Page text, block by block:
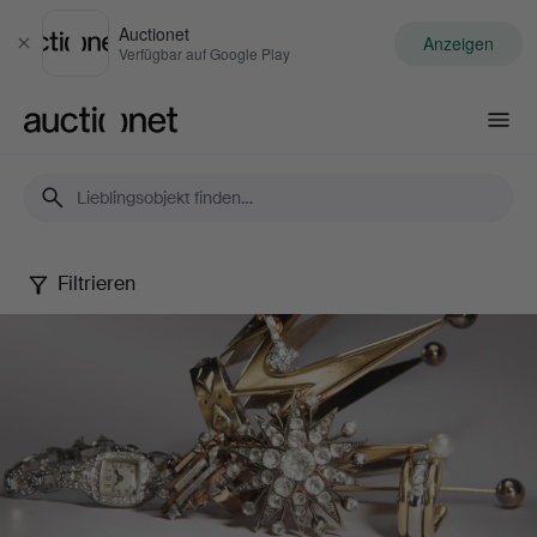
Schließen
Auctionet
Verfügbar auf Google Play Anzeigen
Jewels
Filtrieren